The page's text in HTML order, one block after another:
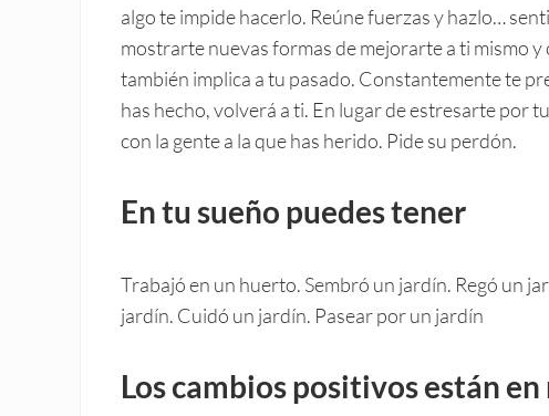
algo te impide hacerlo. Reúne fuerzas y hazlo…
mostrarte nuevas formas de mejorarte a ti mismo
también implica a tu pasado. Constantemente te
has hecho, volverá a ti. En lugar de estresarte por
con la gente a la que has herido. Pide su perdón.
En tu sueño puedes tener
Trabajó en un huerto. Sembró un jardín. Regó un
jardín. Cuidó un jardín. Pasear por un jardín
Los cambios positivos están en